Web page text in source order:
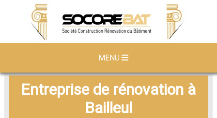
MENU
Entreprise de rénovation à
Bailleul